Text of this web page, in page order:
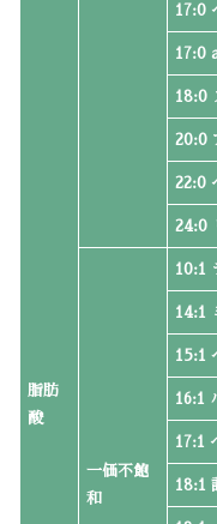
脂肪
酸
17:0
17:0
18:0
20:0
22:0
24:0
一価不飽
和
10:1
14:1
15:1
16:1
17:1
18:1